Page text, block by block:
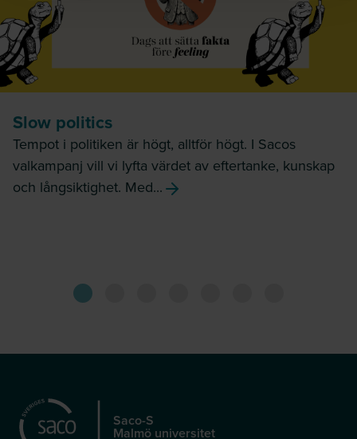
Slow politics
Tempot i politiken är högt, alltför högt. I Sacos
valkampanj vill vi lyfta värdet av eftertanke, kunskap
och långsiktighet. Med...
Saco-S
Malmö universitet